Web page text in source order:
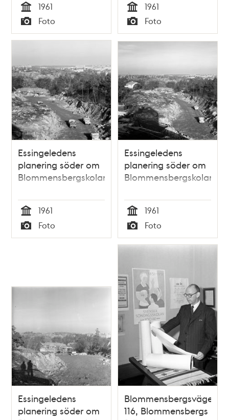
Tid
1961
Typ
Foto Tid
1961
Typ
Foto
Essingeledens
planering söder om
Blommensbergskolan
Tid
1961
Typ
Foto
Essingeledens
planering söder om
Blommensbergskolan
Tid
1961
Typ
Foto
Essingeledens
planering söder om
Blommensbergsvägen
116, Blommensbergs